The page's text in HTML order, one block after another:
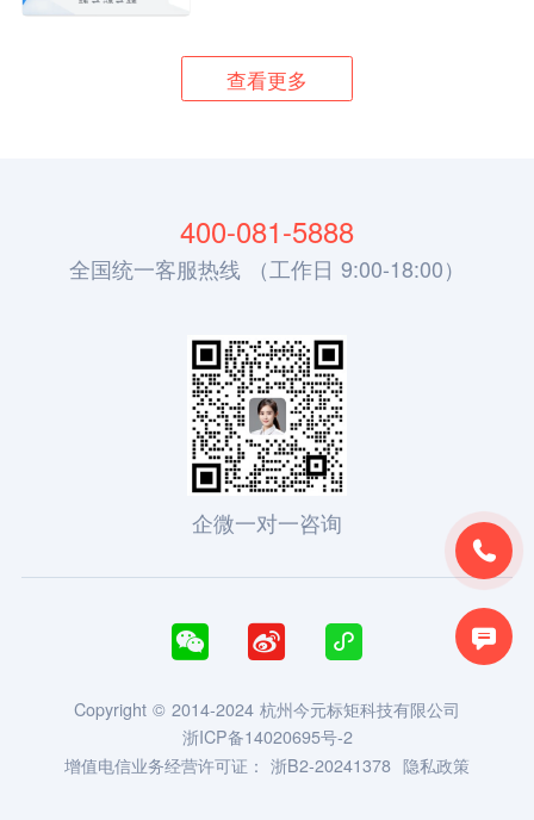
查看更多


400-081-5888
全国统一客服热线 （工作日 9:00-18:00）
企微一对一咨询
  
Copyright © 2014-2024 杭州今元标矩科技有限公司
浙ICP备14020695号-2
增值电信业务经营许可证： 浙B2-20241378 隐私政策